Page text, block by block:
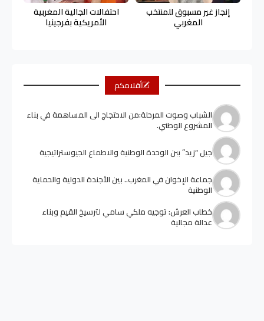
إنجاز غير مسبوق للمنتخب
المغربي
احتفالات الجالية المغربية
الأمريكية بفرجينيا
أقلامكم
الشباب وصوت المرحلة:من الاحتجاج الى المساهمة في بناء
المشروع الوطني.
جيل “زيد” ببن الوحدة الوطنية والاطماع الجيوستراتيجية
جماعة الإخوان في المغرب.. بين الأجندة الدولية والحماية
الوطنية
خطاب العرش: توجيه ملكي سامي لترسيخ القيم وبناء
عدالة مجالية